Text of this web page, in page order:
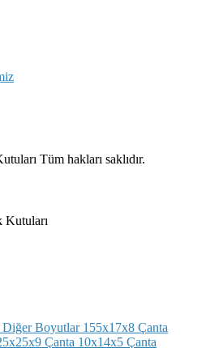
Tüm hakları saklıdır.
Diğer Boyutlar155x17x8 Çanta
Çanta 10x14x5 Çanta